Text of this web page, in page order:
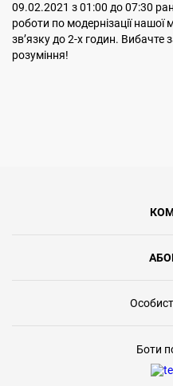
09.02.2021 з 01:00 до 07:30
роботи по модернізації
звʼязку до 2-х годин. Вибачте
розуміння!
Боти